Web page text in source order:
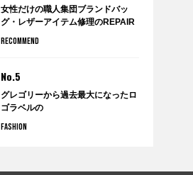
女性だけの職人集団ブランドバッ
グ・レザーアイテム修理のREPAIR
RECOMMEND
No.5
グレゴリーから過去最大になったロ
ゴラベルの
発売。
FASHION